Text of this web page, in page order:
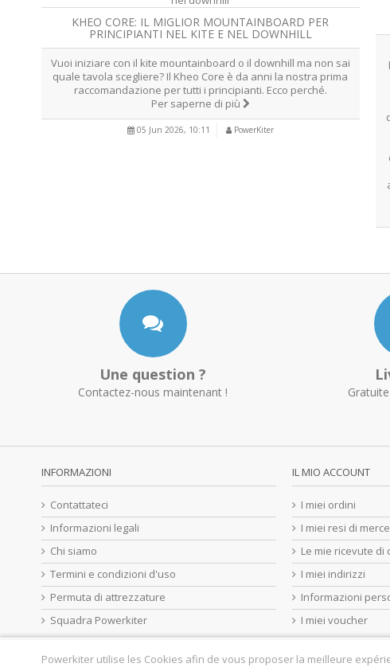
KHEO CORE: IL MIGLIOR MOUNTAINBOARD PER
PRINCIPIANTI NEL KITE E NEL DOWNHILL
Vuoi iniziare con il kite mountainboard o il downhill ma non sai
quale tavola scegliere? Il Kheo Core è da anni la nostra prima
raccomandazione per tutti i principianti. Ecco perché.
Per saperne di più
05 Jun 2026, 10:11 PowerKiter
Une question ?
Contactez-nous maintenant !
INFORMAZIONI
Contattateci
Informazioni legali
Chi siamo
Termini e condizioni d'uso
Permuta di attrezzature
Squadra Powerkiter
IL MIO ACCOUNT
I miei ordini
I miei resi di merce
Le mie ricevute di
I miei indirizzi
Informazioni
I miei voucher
Powerkiter utilise les Cookies afin de vous proposer la meilleure